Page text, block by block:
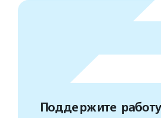
Поддержите